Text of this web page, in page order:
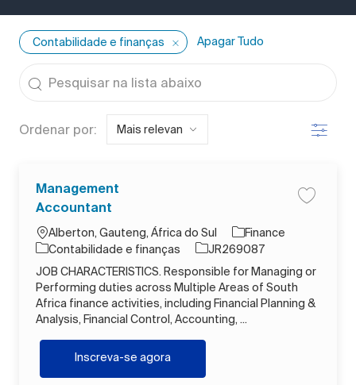
Contabilidade e finanças Apagar Tudo
the results are updated
Ordenar por: Filtro
Management
Accountant
Localização
Alberton, Gauteng, África do Sul
Finance
Categoria
Contabilidade e finanças ID do trabalho
JR269087
JOB CHARACTERISTICS. Responsible for Managing or
Performing duties across Multiple Areas of South
Africa finance activities, including Financial Planning &
Analysis, Financial Control, Accounting, ...
Salvar
Inscreva-se agora